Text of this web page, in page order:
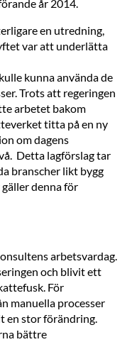
år 2014.
en utredning,
var att underlätta
kunna använda de
Trots att regeringen
arbetet bakom
titta på en ny
om dagens
Detta lagförslag tar
branscher likt bygg
denna för
arbetsvardag.
och blivit ett
För
manuella processer
en stor förändring.
bättre